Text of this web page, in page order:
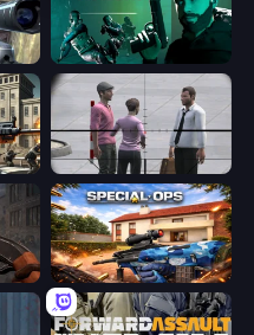
Take Actions
Special Ops: GO